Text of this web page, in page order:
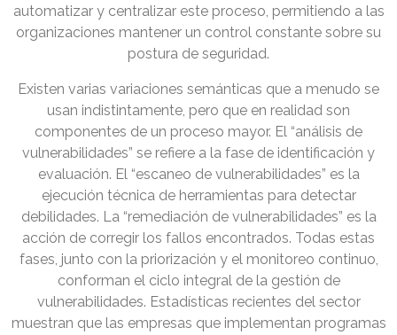
automatizar y centralizar este proceso, permitiendo a las
organizaciones mantener un control constante sobre su
postura de seguridad.
Existen varias variaciones semánticas que a menudo se
usan indistintamente, pero que en realidad son
componentes de un proceso mayor. El “análisis de
vulnerabilidades” se refiere a la fase de identificación y
evaluación. El “escaneo de vulnerabilidades” es la
ejecución técnica de herramientas para detectar
debilidades. La “remediación de vulnerabilidades” es la
acción de corregir los fallos encontrados. Todas estas
fases, junto con la priorización y el monitoreo continuo,
conforman el ciclo integral de la gestión de
vulnerabilidades. Estadísticas recientes del sector
muestran que las empresas que implementan programas